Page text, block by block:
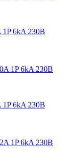
1P 6kA 230В
1P 6kA 230В